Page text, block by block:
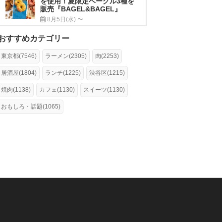
販売『BAGEL&BAGEL』
8月5日(水) 〜
すすめカテゴリー
東京都(7546) ラーメン(2305) 肉(2253)
居酒屋(1804) ランチ(1225) 渋谷区(1215)
焼肉(1138) カフェ(1130) スイーツ(1130)
おもしろ・話題(1065)